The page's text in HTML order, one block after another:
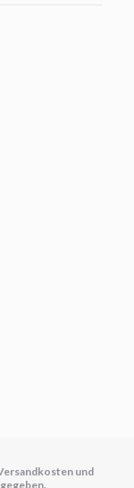
und